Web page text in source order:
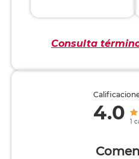
Consulta
4.0 1